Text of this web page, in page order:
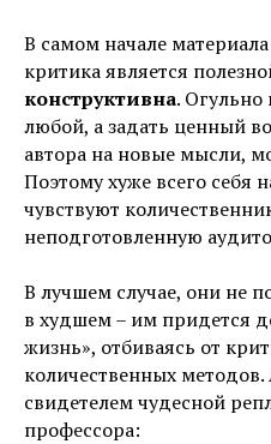
В самом начале
критика является
конструктивна. Огульно
любой, а задать ценный
автора на новые мысли,
Поэтому хуже всего себя
чувствуют
неподготовленную
В лучшем случае, они не
в худшем – им придется
жизнь», отбиваясь от
количественных
свидетелем чудесной
профессора: